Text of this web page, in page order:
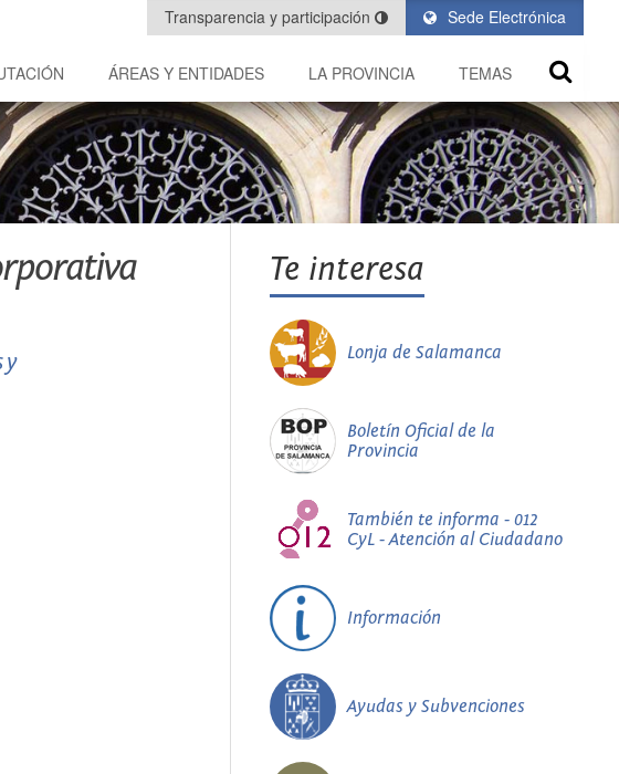
Sede Electrónica
Transparencia y participación
ÁREAS Y ENTIDADES LA PROVINCIA TEMAS
y
Te interesa
Lonja de Salamanca
Boletín Oficial de la
Provincia
También te informa - 012
CyL - Atención al Ciudadano
Información
Ayudas y Subvenciones